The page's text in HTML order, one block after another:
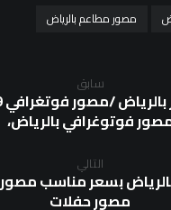
مصور مطاعم بالرياض
سابق
فوتوغرافي بالرياض،
التالي
بسعر مناسب مصور
مصور حفلات